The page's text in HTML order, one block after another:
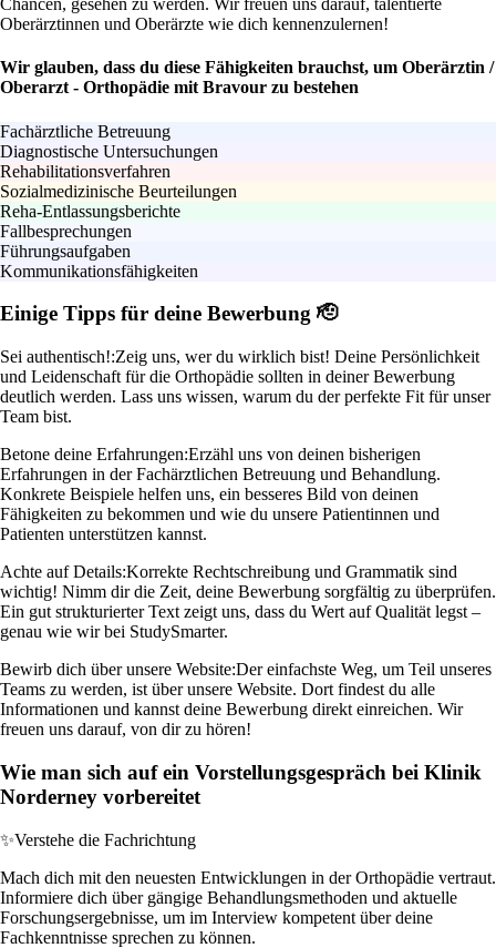
Chancen, gesehen zu werden. Wir freuen uns darauf, talentierte
Oberärztinnen und Oberärzte wie dich kennenzulernen!
Wir glauben, dass du diese Fähigkeiten brauchst, um Oberärztin /
Oberarzt - Orthopädie mit Bravour zu bestehen
Fachärztliche Betreuung
Diagnostische Untersuchungen
Rehabilitationsverfahren
Sozialmedizinische Beurteilungen
Reha-Entlassungsberichte
Fallbesprechungen
Führungsaufgaben
Kommunikationsfähigkeiten
Einige Tipps für deine Bewerbung 🫡
Sei authentisch!:Zeig uns, wer du wirklich bist! Deine Persönlichkeit
und Leidenschaft für die Orthopädie sollten in deiner Bewerbung
deutlich werden. Lass uns wissen, warum du der perfekte Fit für unser
Team bist.
Betone deine Erfahrungen:Erzähl uns von deinen bisherigen
Erfahrungen in der Fachärztlichen Betreuung und Behandlung.
Konkrete Beispiele helfen uns, ein besseres Bild von deinen
Fähigkeiten zu bekommen und wie du unsere Patientinnen und
Patienten unterstützen kannst.
Achte auf Details:Korrekte Rechtschreibung und Grammatik sind
wichtig! Nimm dir die Zeit, deine Bewerbung sorgfältig zu überprüfen.
Ein gut strukturierter Text zeigt uns, dass du Wert auf Qualität legst –
genau wie wir bei StudySmarter.
Bewirb dich über unsere Website:Der einfachste Weg, um Teil unseres
Teams zu werden, ist über unsere Website. Dort findest du alle
Informationen und kannst deine Bewerbung direkt einreichen. Wir
freuen uns darauf, von dir zu hören!
Wie man sich auf ein Vorstellungsgespräch bei Klinik
Norderney vorbereitet
✨Verstehe die Fachrichtung
Mach dich mit den neuesten Entwicklungen in der Orthopädie vertraut.
Informiere dich über gängige Behandlungsmethoden und aktuelle
Forschungsergebnisse, um im Interview kompetent über deine
Fachkenntnisse sprechen zu können.